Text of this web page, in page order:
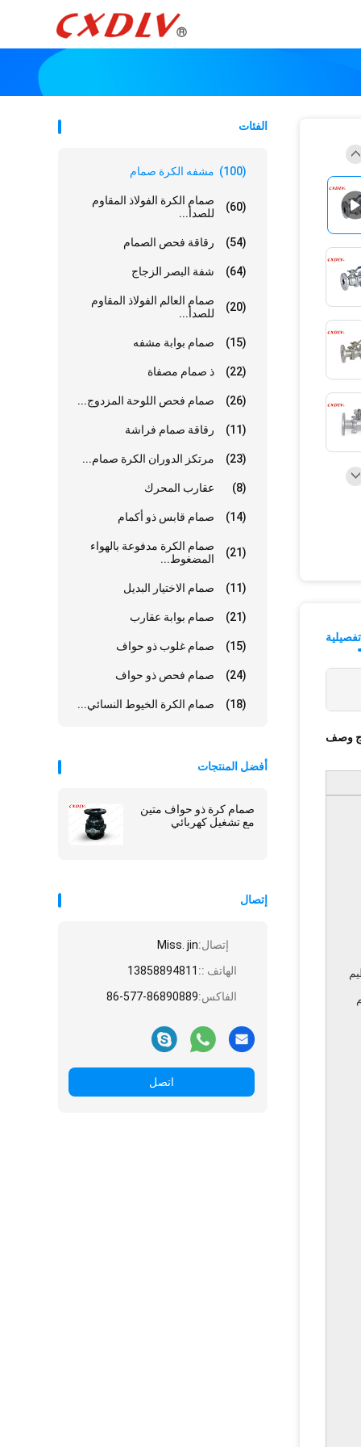
الفئات
مشفه الكرة صمام (100)
صمام الكرة الفولاذ المقاوم
للصدأ...
(60)
رقاقة فحص الصمام (54)
شفة البصر الزجاج (64)
صمام العالم الفولاذ المقاوم
للصدأ...
(20)
صمام بوابة مشفه (15)
ذ صمام مصفاة (22)
صمام فحص اللوحة المزدوج... (26)
رقاقة صمام فراشة (11)
مرتكز الدوران الكرة صمام... (23)
عقارب المحرك (8)
صمام قابس ذو أكمام (14)
صمام الكرة مدفوعة بالهواء
المضغوط...
(21)
صمام الاختيار البديل (11)
صمام بوابة عقارب (21)
صمام غلوب ذو حواف (15)
صمام فحص ذو حواف (24)
صمام الكرة الخيوط النسائي... (18)
أفضل المنتجات
صمام كرة ذو حواف متين
مع تشغيل كهربائي
إتصال
إتصال:Miss. jin
الهاتف :: 13858894811
الفاكس:86-577-86890889
اتصل
وصف